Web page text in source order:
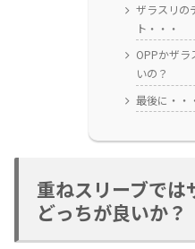
ザラスリの
ト・・・
OPPかザラ
いの？
最後に・・
重ねスリーブで
どっちが良いか？